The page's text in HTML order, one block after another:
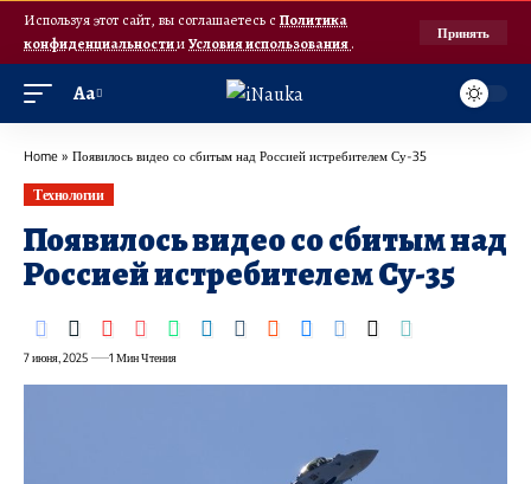
Используя этот сайт, вы соглашаетесь с Политика
конфиденциальностииУсловия использования.
Принять
Аа
Home » Появилось видео со сбитым над Россией истребителем Су-35
Технологии
Появилось видео со сбитым над
Россией истребителем Су-35
7 июня, 2025 1 Мин Чтения